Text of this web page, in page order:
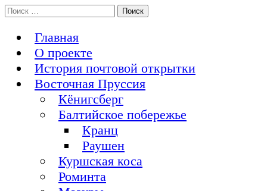
Перейти
к
История Восточной Пруссии в почтовых открытках и не
Поиск:
Главная
О проекте
История почтовой открытки
Восточная Пруссия
Кёнигсберг
Балтийское побережье
Кранц
Раушен
Куршская коса
Роминта